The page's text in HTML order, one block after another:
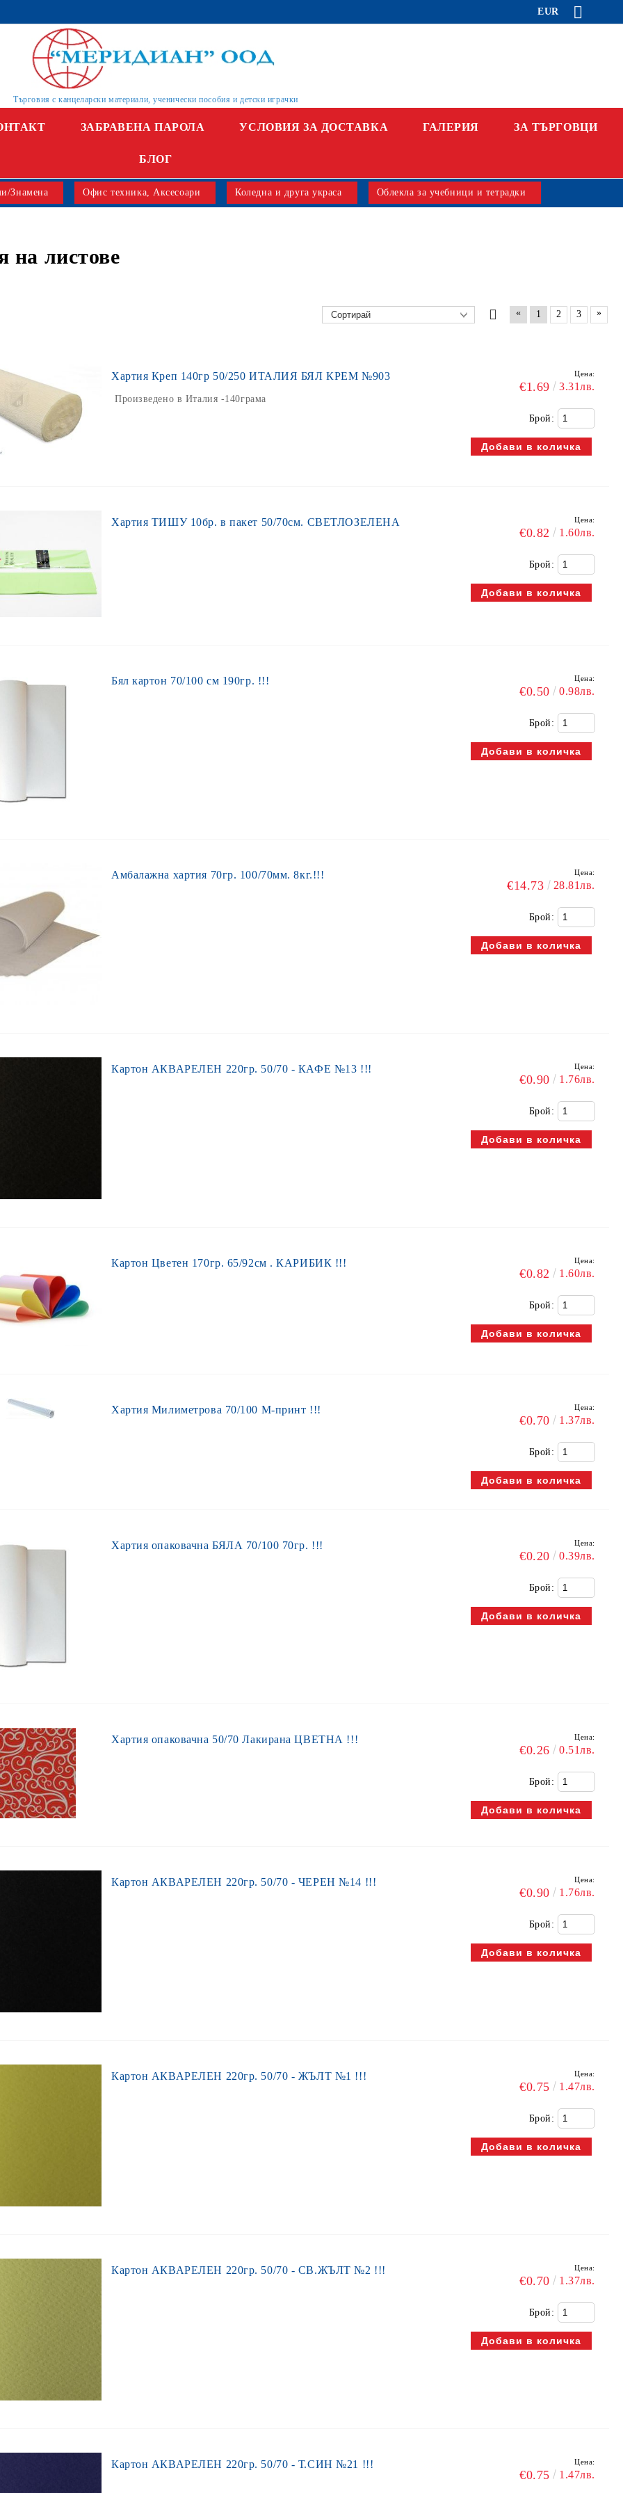
EUR
Търговия с канцеларски материали, ученически пособия и детски играчки
ЗАБРАВЕНА ПАРОЛА УСЛОВИЯ ЗА ДОСТАВКА ГАЛЕРИЯ ЗА ТЪРГОВЦИ
БЛОГ
Знамена Офис техника, Аксесоари Коледна и друга украса Облекла за учебници и тетрадки
на листове
« 1 2 3 »
Хартия Креп 140гр 50/250 ИТАЛИЯ БЯЛ КРЕМ №903
Произведено в Италия -140грама
Цена:
€1.69 3.31лв.
Брой:
Хартия ТИШУ 10бр. в пакет 50/70см. СВЕТЛОЗЕЛЕНА Цена:
€0.82 1.60лв.
Брой:
Бял картон 70/100 см 190гр. !!! Цена:
€0.50 0.98лв.
Брой:
Амбалажна хартия 70гр. 100/70мм. 8кг.!!! Цена:
€14.73 28.81лв.
Брой:
Картон АКВАРЕЛЕН 220гр. 50/70 - КАФЕ №13 !!! Цена:
€0.90 1.76лв.
Брой:
Картон Цветен 170гр. 65/92см . КАРИБИК !!! Цена:
€0.82 1.60лв.
Брой:
Хартия Милиметрова 70/100 М-принт !!! Цена:
€0.70 1.37лв.
Брой:
Хартия опаковачна БЯЛА 70/100 70гр. !!! Цена:
€0.20 0.39лв.
Брой:
Хартия опаковачна 50/70 Лакирана ЦВЕТНА !!! Цена:
€0.26 0.51лв.
Брой:
Картон АКВАРЕЛЕН 220гр. 50/70 - ЧЕРЕН №14 !!! Цена:
€0.90 1.76лв.
Брой:
Картон АКВАРЕЛЕН 220гр. 50/70 - ЖЪЛТ №1 !!! Цена:
€0.75 1.47лв.
Брой:
Картон АКВАРЕЛЕН 220гр. 50/70 - СВ.ЖЪЛТ №2 !!! Цена:
€0.70 1.37лв.
Брой:
Картон АКВАРЕЛЕН 220гр. 50/70 - Т.СИН №21 !!! Цена:
€0.75 1.47лв.